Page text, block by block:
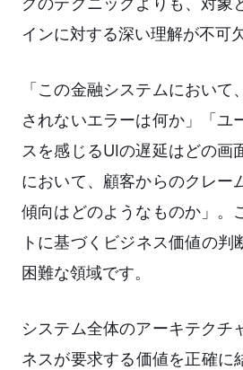
インに対する深い理解が不可
「この金融システムにおい
されないエラーは何か」「ユ
スを感じるUIの遅延はどの画
において、顧客からのクレー
傾向はどのようなものか」。
トに基づくビジネス価値の判
困難な領域です。
システム全体のアーキテクチ
ネスが要求する価値を正確に